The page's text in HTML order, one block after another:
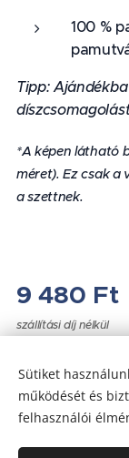
100 %
Tipp:
*A képen látható
méret). Ez csak a
a szettnek.
9 480 Ft
szállítási díj nélkül
Az
Sütiket
működését és
felhasználói